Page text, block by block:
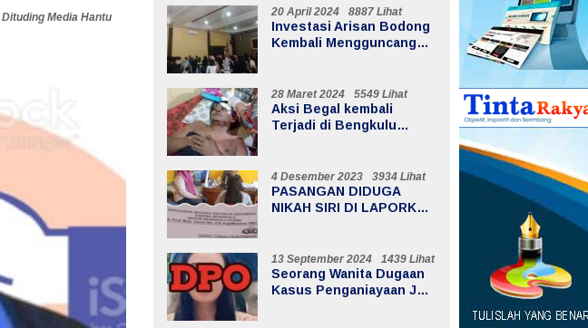
Dituding Media Hantu
20 April 2024 8887 Lihat
Investasi Arisan Bodong
Kembali Mengguncang
Milyar
28 Maret 2024 5549 Lihat
Aksi Begal kembali
Terjadi di Bengkulu
4 Desember 2023 3934 Lihat
PASANGAN DIDUGA
NIKAH SIRI DI LAPORKAN
13 September 2024 1439 Lihat
Seorang Wanita Dugaan
Kasus Penganiayaan Jadi